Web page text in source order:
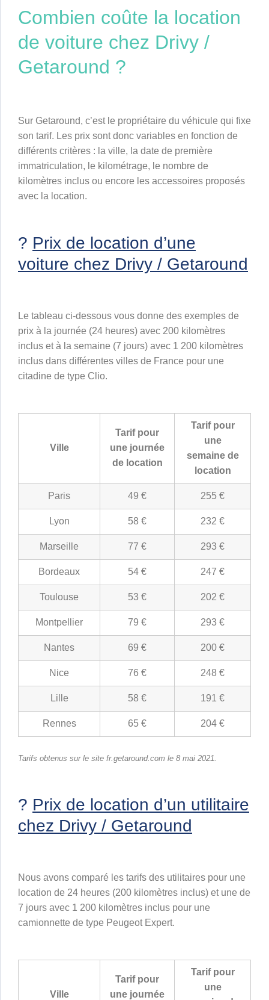
Combien coûte la location
de voiture chez Drivy /
Getaround ?
Sur Getaround, c’est le propriétaire du véhicule qui fixe
son tarif. Les prix sont donc variables en fonction de
différents critères : la ville, la date de première
immatriculation, le kilométrage, le nombre de
kilomètres inclus ou encore les accessoires proposés
avec la location.
? Prix de location d’une
voiture chez Drivy / Getaround
Le tableau ci-dessous vous donne des exemples de
prix à la journée (24 heures) avec 200 kilomètres
inclus et à la semaine (7 jours) avec 1 200 kilomètres
inclus dans différentes villes de France pour une
citadine de type Clio.
Ville
Tarif pour
une journée
de location
Tarif pour
une
semaine de
location
Paris 49 € 255 €
Lyon 58 € 232 €
Marseille 77 € 293 €
Bordeaux 54 € 247 €
Toulouse 53 € 202 €
Montpellier 79 € 293 €
Nantes 69 € 200 €
Nice 76 € 248 €
Lille 58 € 191 €
Rennes 65 € 204 €
Tarifs obtenus sur le site fr.getaround.com le 8 mai 2021.
? Prix de location d’un utilitaire
chez Drivy / Getaround
Nous avons comparé les tarifs des utilitaires pour une
location de 24 heures (200 kilomètres inclus) et une de
7 jours avec 1 200 kilomètres inclus pour une
camionnette de type Peugeot Expert.
Ville
Tarif pour
une journée
Tarif pour
une